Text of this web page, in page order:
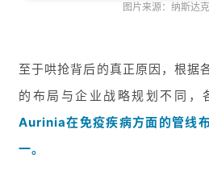
图片来源：纳斯达
至于哄抢背后的真正原因，根据
的布局与企业战略规划不同，
Aurinia在免疫疾病方面的管线
一。